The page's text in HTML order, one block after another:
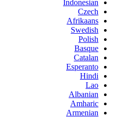
Indonesian
Czech
Afrikaans
Swedish
Polish
Basque
Catalan
Esperanto
Hindi
Lao
Albanian
Amharic
Armenian